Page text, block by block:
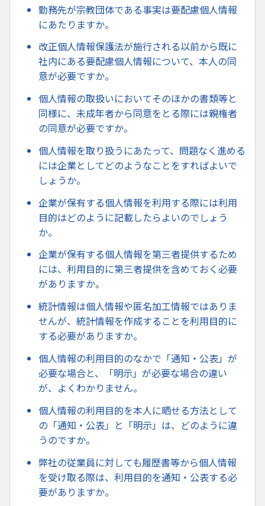
勤務先が宗教団体である事実は要配慮個人情報
にあたりますか。
改正個人情報保護法が施行される以前から既に
社内にある要配慮個人情報について、本人の同
意が必要ですか。
個人情報の取扱いにおいてそのほかの書類等と
同様に、未成年者から同意をとる際には親権者
の同意が必要ですか。
個人情報を取り扱うにあたって、問題なく進める
には企業としてどのようなことをすればよいで
しょうか。
企業が保有する個人情報を利用する際には利用
目的はどのように記載したらよいのでしょう
か。
企業が保有する個人情報を第三者提供するため
には、利用目的に第三者提供を含めておく必要
がありますか。
統計情報は個人情報や匿名加工情報ではありま
せんが、統計情報を作成することを利用目的に
する必要がありますか。
個人情報の利用目的のなかで「通知・公表」が
必要な場合と、「明示」が必要な場合の違い
が、よくわかりません。
個人情報の利用目的を本人に晒せる方法として
の「通知・公表」と「明示」は、どのように違
うのですか。
弊社の従業員に対しても履歴書等から個人情報
を受け取る際は、利用目的を通知・公表する必
要がありますか。